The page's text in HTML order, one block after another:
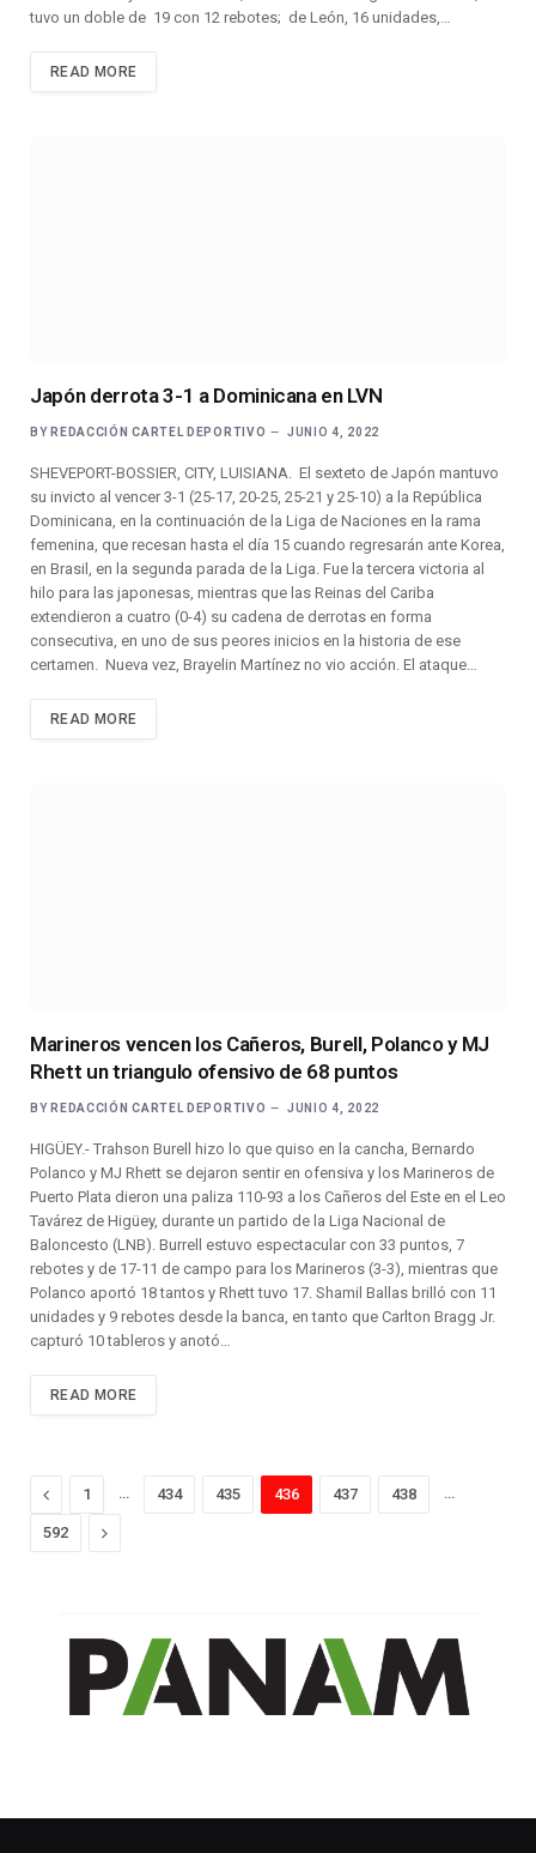
tuvo un doble de 19 con 12 rebotes; de León, 16 unidades,…
READ MORE
Japón derrota 3-1 a Dominicana en LVN
BY REDACCIÓN CARTEL DEPORTIVO JUNIO 4, 2022
SHEVEPORT-BOSSIER, CITY, LUISIANA. El sexteto de Japón mantuvo
su invicto al vencer 3-1 (25-17, 20-25, 25-21 y 25-10) a la República
Dominicana, en la continuación de la Liga de Naciones en la rama
femenina, que recesan hasta el día 15 cuando regresarán ante Korea,
en Brasil, en la segunda parada de la Liga. Fue la tercera victoria al
hilo para las japonesas, mientras que las Reinas del Cariba
extendieron a cuatro (0-4) su cadena de derrotas en forma
consecutiva, en uno de sus peores inicios en la historia de ese
certamen. Nueva vez, Brayelin Martínez no vio acción. El ataque…
READ MORE
Marineros vencen los Cañeros, Burell, Polanco y MJ
Rhett un triangulo ofensivo de 68 puntos
BY REDACCIÓN CARTEL DEPORTIVO JUNIO 4, 2022
HIGÜEY.- Trahson Burell hizo lo que quiso en la cancha, Bernardo
Polanco y MJ Rhett se dejaron sentir en ofensiva y los Marineros de
Puerto Plata dieron una paliza 110-93 a los Cañeros del Este en el Leo
Tavárez de Higüey, durante un partido de la Liga Nacional de
Baloncesto (LNB). Burrell estuvo espectacular con 33 puntos, 7
rebotes y de 17-11 de campo para los Marineros (3-3), mientras que
Polanco aportó 18 tantos y Rhett tuvo 17. Shamil Ballas brilló con 11
unidades y 9 rebotes desde la banca, en tanto que Carlton Bragg Jr.
capturó 10 tableros y anotó…
READ MORE
Previous
1 434 435 436 437 438
592 Next